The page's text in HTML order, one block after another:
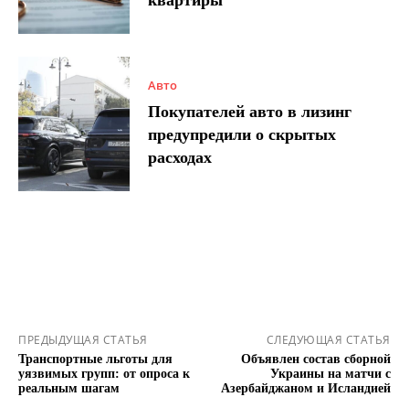
Авто
Покупателей авто в лизинг
предупредили о скрытых
расходах
ПРЕДЫДУЩАЯ СТАТЬЯ
Транспортные льготы для
уязвимых групп: от опроса к
реальным шагам
СЛЕДУЮЩАЯ СТАТЬЯ
Объявлен состав сборной
Украины на матчи с
Азербайджаном и Исландией